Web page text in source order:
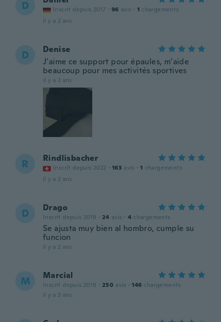
D Inscrit depuis 2017 · 96 avis · 1 chargements
il y a 2 ans
D
Denise
J’aime ce support pour épaules, m’aide
beaucoup pour mes activités sportives
il y a 2 ans
R Rindlisbacher
Inscrit depuis 2022 · 163 avis · 1 chargements
il y a 2 ans
D Drago
Inscrit depuis 2019 · 24 avis · 4 chargements
Se ajusta muy bien al hombro, cumple su
funcion
il y a 2 ans
M Marcial
Inscrit depuis 2019 · 250 avis · 146 chargements
il y a 3 ans